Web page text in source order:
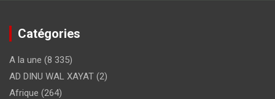
Catégories
A la une (8 335)
AD DINU WAL XAYAT (2)
Afrique (264)